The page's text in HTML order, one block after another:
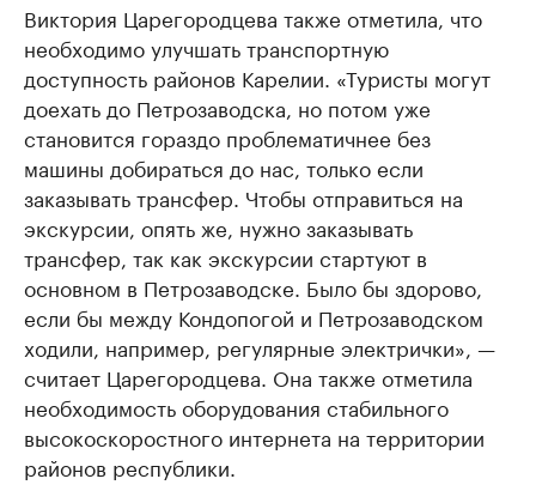
Виктория Царегородцева также отметила, что
необходимо улучшать транспортную
доступность районов Карелии. «Туристы могут
доехать до Петрозаводска, но потом уже
становится гораздо проблематичнее без
машины добираться до нас, только если
заказывать трансфер. Чтобы отправиться на
экскурсии, опять же, нужно заказывать
трансфер, так как экскурсии стартуют в
основном в Петрозаводске. Было бы здорово,
если бы между Кондопогой и Петрозаводском
ходили, например, регулярные электрички», —
считает Царегородцева. Она также отметила
необходимость оборудования стабильного
высокоскоростного интернета на территории
районов республики.